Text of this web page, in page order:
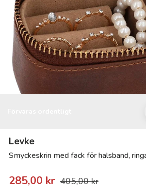
Levke
Smyckeskrin med fack för halsband,
285,00 kr 405,00 kr